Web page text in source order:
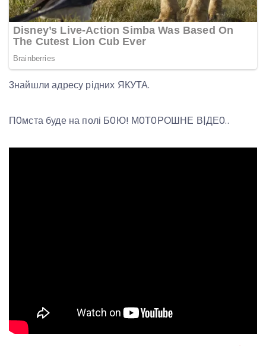
3найшли адресу рідних ЯКУТА.
П0мста буде на полі Б0Ю! М0Т0РОШНЕ В|ДЕ0..